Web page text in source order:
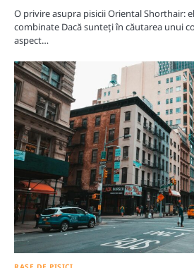
O privire asupra pisicii Oriental Shorthair:
combinate Dacă sunteți în căutarea unui
aspect…